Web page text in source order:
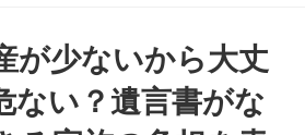
が少ないから大丈
ない？遺言書がな